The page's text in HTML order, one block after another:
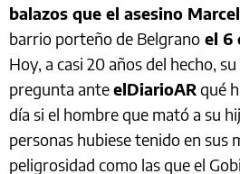
balazos que el asesino
barrio porteño de Belgrano el 6
Hoy, a casi 20 años del hecho,
pregunta anteelDiarioARqué
día si el hombre que mató a su
personas hubiese tenido en sus
peligrosidad como las que el